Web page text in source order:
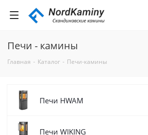
Печи - камины
Главная - Каталог - Печи-камины
Печи HWAM
Печи WIKING